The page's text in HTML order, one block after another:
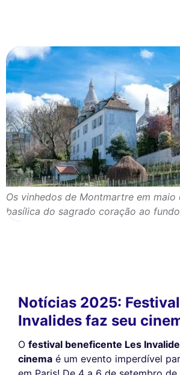
Os vinhedos de Montmartre em maio
basílica do sagrado coração ao
Notícias 2025:
Invalides faz seu
O festival beneficente Les
cinema é um evento imperdível